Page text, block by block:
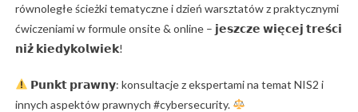
równoległe ścieżki tematyczne i dzień warsztatów z praktycznymi
ćwiczeniami w formule onsite & online – 𝗷𝗲𝘀𝘇𝗰𝘇𝗲 𝘄𝗶𝗲̨𝗰𝗲𝗷 𝘁𝗿𝗲𝘀́𝗰𝗶
𝗻𝗶𝘇̇ 𝗸𝗶𝗲𝗱𝘆𝗸𝗼𝗹𝘄𝗶𝗲𝗸!
𝗣𝘂𝗻𝗸𝘁 𝗽𝗿𝗮𝘄𝗻𝘆: konsultacje z ekspertami na temat NIS2 i
innych aspektów prawnych #cybersecurity.